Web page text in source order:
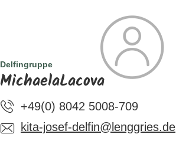
SUCHE
Delfingruppe
MichaelaLacova
+49(0) 8042 5008-709
kita-josef-delfin@lenggries.de